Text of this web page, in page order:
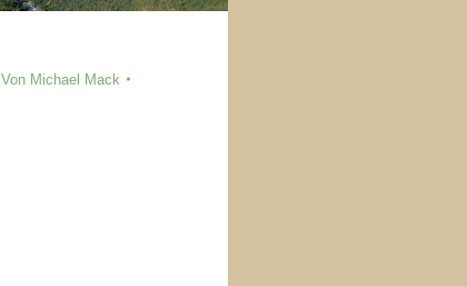
Von Michael Mack